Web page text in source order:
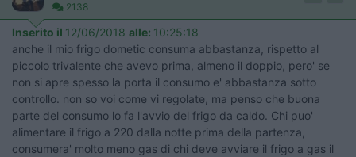
2138
Inserito il 12/06/2018 alle: 10:25:18
anche il mio frigo dometic consuma abbastanza, rispetto al
piccolo trivalente che avevo prima, almeno il doppio, pero' se
non si apre spesso la porta il consumo e' abbastanza sotto
controllo. non so voi come vi regolate, ma penso che buona
parte del consumo lo fa l'avvio del frigo da caldo. Chi puo'
alimentare il frigo a 220 dalla notte prima della partenza,
consumera' molto meno gas di chi deve avviare il frigo a gas il